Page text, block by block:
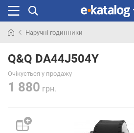
раніше
Наручні годинники
Q&Q DA44J504Y
Очікується у продажу
1 880 грн.